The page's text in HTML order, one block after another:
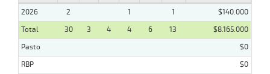
2026 2 1 1
$140.000
Total
30 3 4 4 6 13
$8.165.000
Pasto
$0
RBP
$0